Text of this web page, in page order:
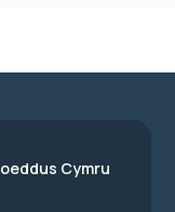
Cymru